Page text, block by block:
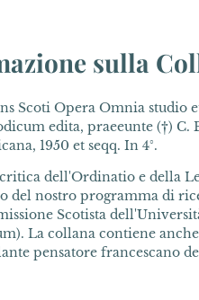
sulla
Scoti Opera Omnia studio
edita, praeeunte (†) C.
1950 et seqq. In 4°.
dell'Ordinatio e della
del nostro programma di
Scotista
La collana contiene
pensatore francescano